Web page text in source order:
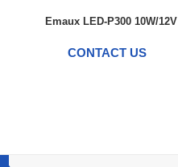
Emaux LED-P300 10W/12V
CONTACT US